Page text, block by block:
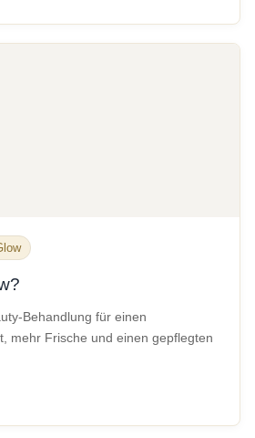
Behandlung für einen
mehr Frische und einen gepflegten